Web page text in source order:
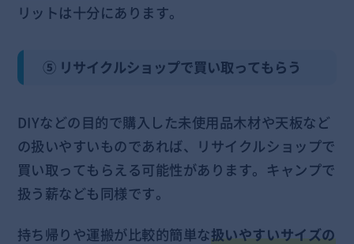
リットは十分にあります。
⑤ リサイクルショップで買い取ってもらう
DIYなどの目的で購入した未使用品木材や天板など
の扱いやすいものであれば、リサイクルショップで
買い取ってもらえる可能性があります。キャンプで
扱う薪なども同様です。
持ち帰りや運搬が比較的簡単な扱いやすいサイズの